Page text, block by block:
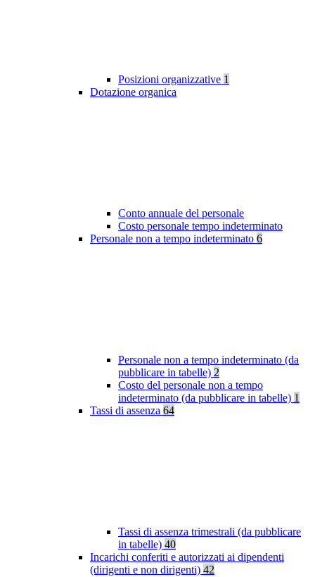
Posizioni organizzative 1
Dotazione organica
Conto annuale del personale
Costo personale tempo indeterminato
Personale non a tempo indeterminato 6
Personale non a tempo indeterminato (da
pubblicare in tabelle) 2
Costo del personale non a tempo
indeterminato (da pubblicare in tabelle) 1
Tassi di assenza 64
Tassi di assenza trimestrali (da pubblicare
in tabelle) 40
Incarichi conferiti e autorizzati ai dipendenti
(dirigenti e non dirigenti) 42